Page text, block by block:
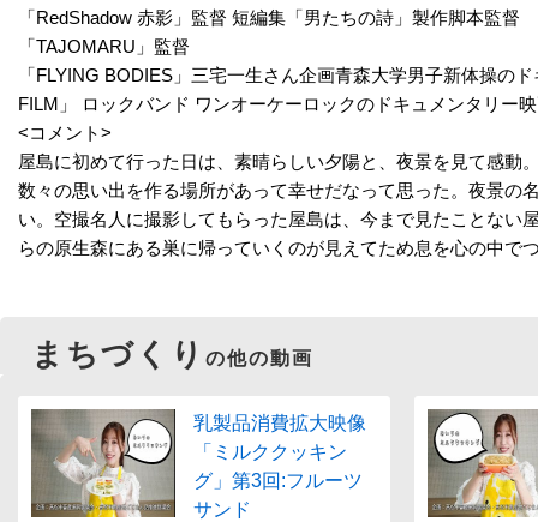
「RedShadow 赤影」監督 短編集「男たちの詩」製作脚本監督
「TAJOMARU」監督
「FLYING BODIES」三宅一生さん企画青森大学男子新体操の
FILM」 ロックバンド ワンオーケーロックのドキュメンタリー
<コメント>
屋島に初めて行った日は、素晴らしい夕陽と、夜景を見て感
数々の思い出を作る場所があって幸せだなって思った。夜景の
い。空撮名人に撮影してもらった屋島は、今まで見たことな
らの原生森にある巣に帰っていくのが見えてため息を心の中で
まちづくり の他の動画
乳製品消費拡大映像
「ミルククッキン
グ」第3回:フルーツ
サンド